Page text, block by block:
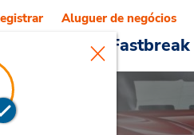
e serviços Fastbreak
Aluguer de negócios